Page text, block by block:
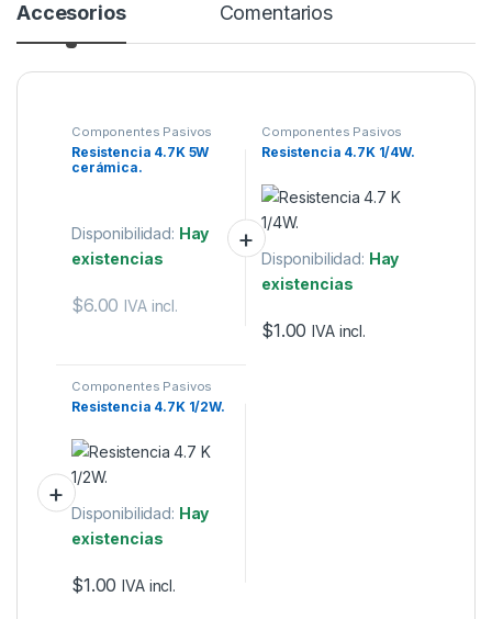
Accesorios Comentarios
Componentes Pasivos
Resistencia 4.7K 5W
cerámica.
Disponibilidad: Hay
existencias
$6.00 IVA incl.
Componentes Pasivos
Resistencia 4.7K 1/4W.
Disponibilidad: Hay
existencias
$1.00 IVA incl.
Componentes Pasivos
Resistencia 4.7K 1/2W.
Disponibilidad: Hay
existencias
$1.00 IVA incl.